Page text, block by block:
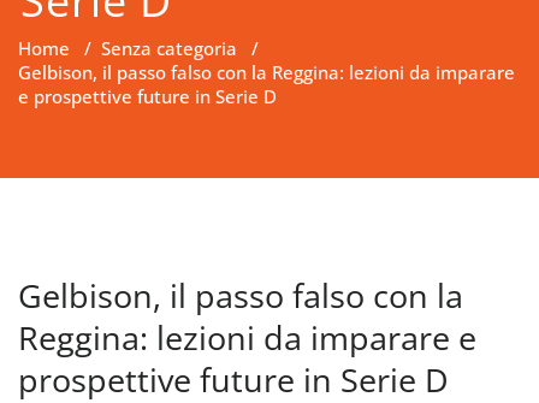
Home / Senza categoria /
Gelbison, il passo falso con la Reggina: lezioni da imparare
e prospettive future in Serie D
Gelbison, il passo falso con la
Reggina: lezioni da imparare e
prospettive future in Serie D